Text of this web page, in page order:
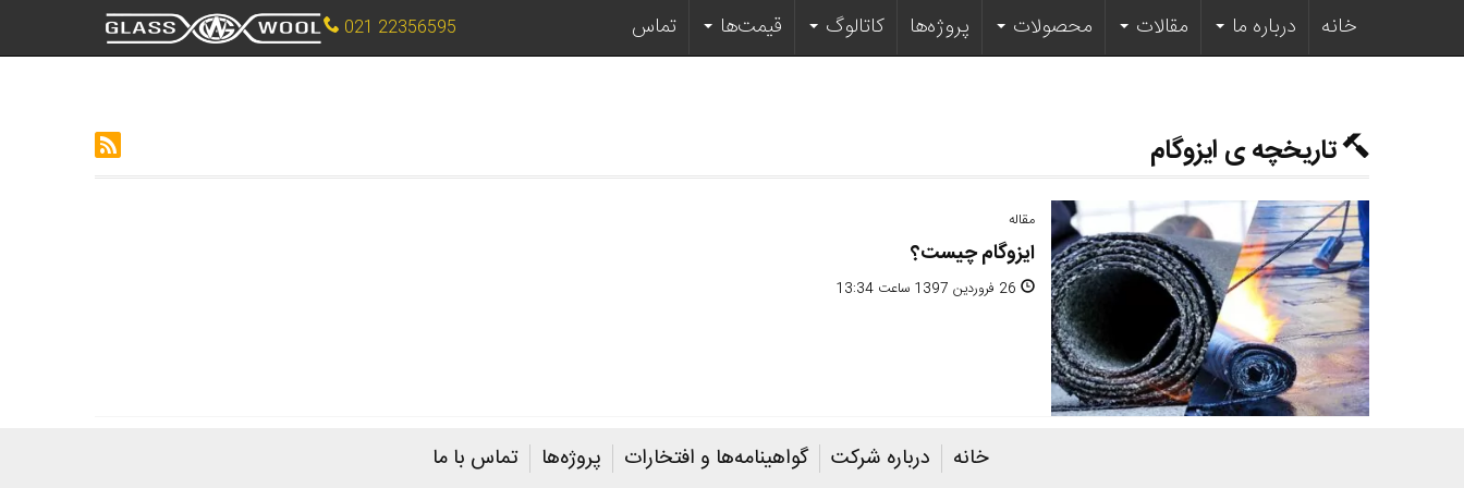
021 22356595 خانه درباره ما مقالات محصولات پروژه‌ها کاتالوگ‌ قیمت‌ها تماس
تاریخچه ی ایزوگام
مقاله
ایزوگام چیست؟
26 فروردین 1397 ساعت 13:34
خانه درباره شرکت گواهینامه‌ها و افتخارات پروژه‌ها تماس با ما